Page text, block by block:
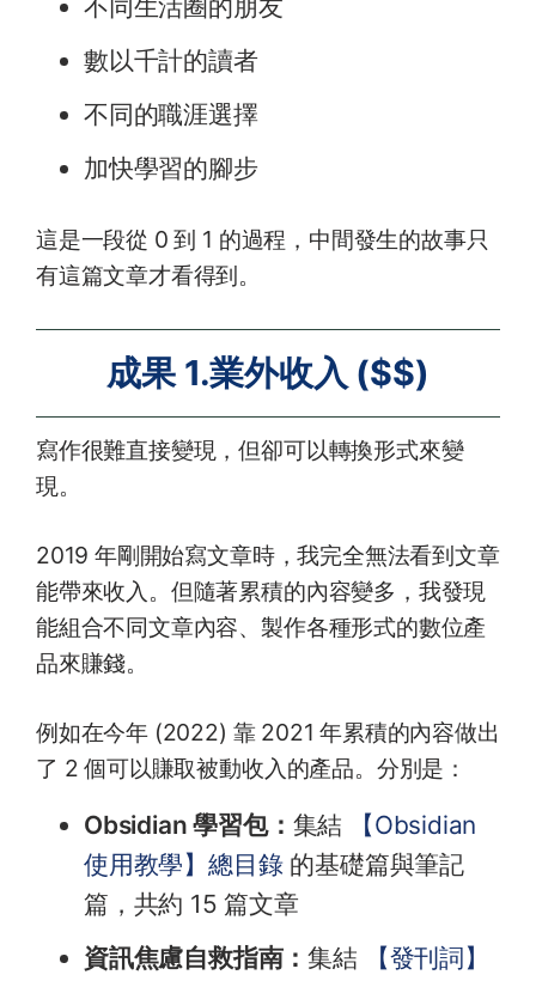
不同生活圈的朋友
數以千計的讀者
不同的職涯選擇
加快學習的腳步
這是一段從 0 到 1 的過程，中間發生的故事只
有這篇文章才看得到。
成果 1.業外收入 ($$)
寫作很難直接變現，但卻可以轉換形式來變
現。
2019 年剛開始寫文章時，我完全無法看到文章
能帶來收入。但隨著累積的內容變多，我發現
能組合不同文章內容、製作各種形式的數位產
品來賺錢。
例如在今年 (2022) 靠 2021 年累積的內容做出
了 2 個可以賺取被動收入的產品。分別是：
Obsidian 學習包： 集結
【Obsidian
使用教學】總目錄的基礎篇與筆記
篇，共約 15 篇文章
資訊焦慮自救指南：集結
【發刊詞】